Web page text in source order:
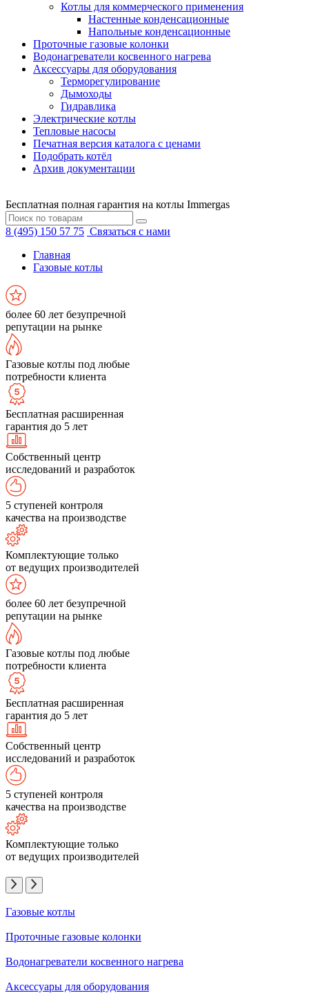
Котлы для коммерческого применения
Настенные конденсационные
Напольные конденсационные
Проточные газовые колонки
Водонагреватели косвенного нагрева
Аксессуары для оборудования
Терморегулирование
Дымоходы
Гидравлика
Электрические котлы
Тепловые насосы
Печатная версия каталога с ценами
Подобрать котёл
Архив документации
Бесплатная полная гарантия на котлы Immergas
8 (495) 150 57 75 Связаться с нами
Главная
Газовые котлы
более 60 лет безупречной
репутации на рынке
Газовые котлы под любые
потребности клиента
Бесплатная расширенная
гарантия до 5 лет
Собственный центр
исследований и разработок
5 ступеней контроля
качества на производстве
Комплектующие только
от ведущих производителей
более 60 лет безупречной
репутации на рынке
Газовые котлы под любые
потребности клиента
Бесплатная расширенная
гарантия до 5 лет
Собственный центр
исследований и разработок
5 ступеней контроля
качества на производстве
Комплектующие только
от ведущих производителей
Газовые котлы
Проточные газовые колонки
Водонагреватели косвенного нагрева
Аксессуары для оборудования